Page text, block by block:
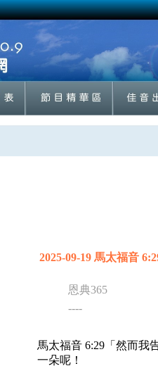
2025-09-19 馬太福音
恩典365
----
馬太福音 6:29「然而我
一朵呢！